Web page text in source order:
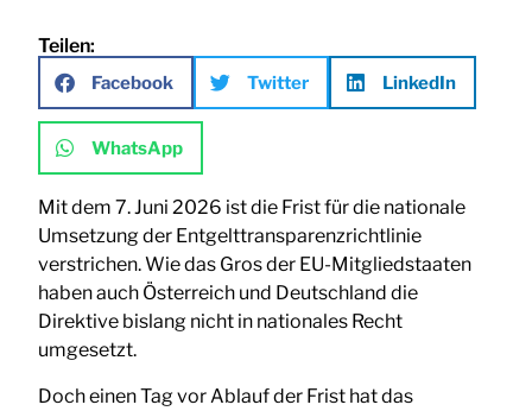
Teilen:
Facebook Twitter LinkedIn
WhatsApp
Mit dem 7. Juni 2026 ist die Frist für die nationale
Umsetzung der Entgelttransparenzrichtlinie
verstrichen. Wie das Gros der EU-Mitgliedstaaten
haben auch Österreich und Deutschland die
Direktive bislang nicht in nationales Recht
umgesetzt.
Doch einen Tag vor Ablauf der Frist hat das